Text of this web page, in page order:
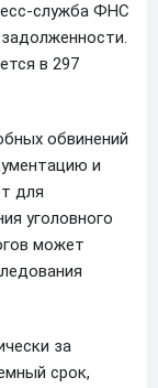
служба ФНС
в 297
обвинений
и
для
уголовного
может
за
срок,